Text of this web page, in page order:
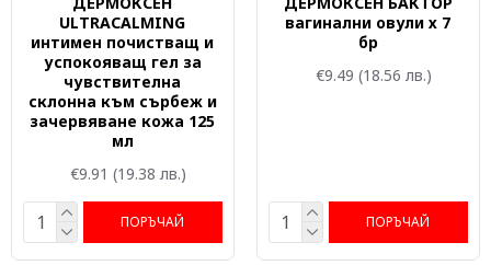
ULTRACALMING
интимен почистващ и
успокояващ гел за
чувствителна
склонна към сърбеж и
зачервяване кожа 125
мл
€9.91 (19.38 лв.)
ПОРЪЧАЙ
вагинални овули х 7
бр
€9.49 (18.56 лв.)
ПОРЪЧАЙ